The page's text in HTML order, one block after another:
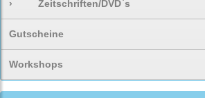
› Zeitschriften/DVD`s
Gutscheine
Workshops